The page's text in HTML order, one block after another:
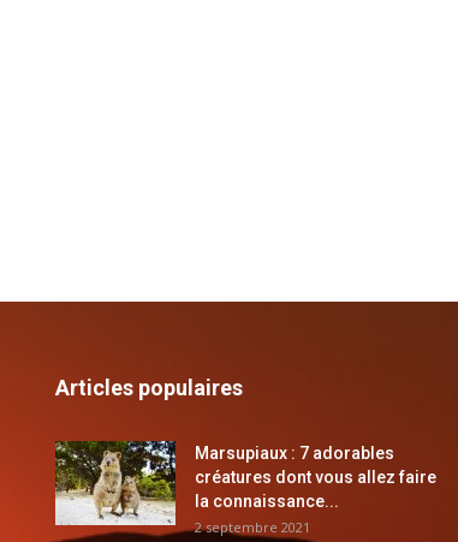
Articles populaires
Marsupiaux : 7 adorables
créatures dont vous allez faire
la connaissance...
2 septembre 2021